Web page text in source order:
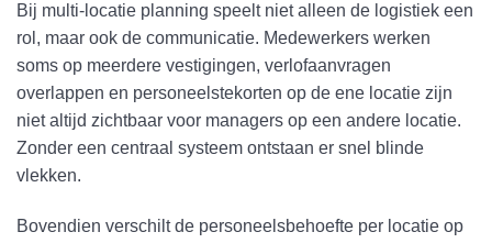
Bij multi-locatie planning speelt niet alleen de logistiek een
rol, maar ook de communicatie. Medewerkers werken
soms op meerdere vestigingen, verlofaanvragen
overlappen en personeelstekorten op de ene locatie zijn
niet altijd zichtbaar voor managers op een andere locatie.
Zonder een centraal systeem ontstaan er snel blinde
vlekken.
Bovendien verschilt de personeelsbehoefte per locatie op